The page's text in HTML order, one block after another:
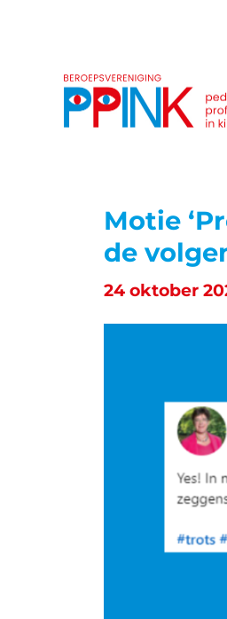
Motie
de
24 oktober